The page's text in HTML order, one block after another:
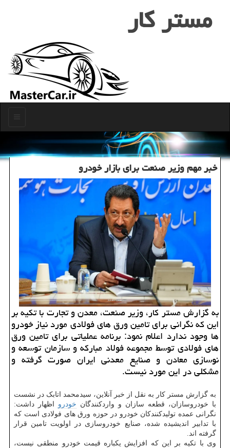
مستر كار
خبر مهم وزیر صنعت برای بازار خودرو
به گزارش مستر کار، وزیر صنعت، معدن و تجارت با تکیه بر
این که نگرانی برای تامین ورق های فولادی مورد نیاز خودرو
ها وجود ندارد اعلام نمود: برنامه عملیاتی برای تامین ورق
های فولادی توسط مجموعه فولاد مبارکه و سازمان توسعه و
نوسازی معادن و صنایع معدنی ایران صورت گرفته و
مشکلی در این مورد نیست.
به گزارش مستر کار به نقل از خبر آنلاین، سیدمحمد اتابک در نشست
با خودروسازان، قطعه سازان و واردکنندگان خودرو اظهار داشت:
نگرانی عمده تولیدکنندکان خودرو در حوزه ورق های فولادی است که
با تدابیر اندیشیده شده، صنایع خودروسازی در اولویت تامین قرار
گرفته اند.
وی با تکیه بر این که افزایش یکباره قیمت خودرو منطقی نیست،